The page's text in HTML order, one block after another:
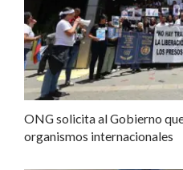
ONG solicita al Gobierno
organismos internacionales